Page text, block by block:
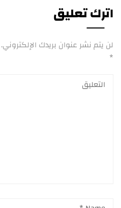
اترك تعليق
لن يتم نشر عنوان بريدك الإلكتروني.
*